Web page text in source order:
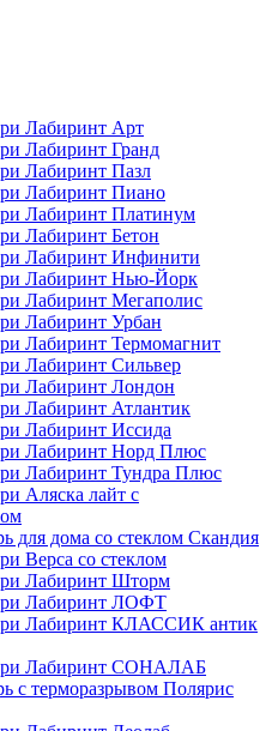
Лабиринт Арт
Лабиринт Гранд
Лабиринт Пазл
Лабиринт Пиано
Лабиринт Платинум
Лабиринт Бетон
Лабиринт Инфинити
Лабиринт Нью-Йорк
Лабиринт Мегаполис
Лабиринт Урбан
Лабиринт Термомагнит
Лабиринт Сильвер
Лабиринт Лондон
Лабиринт Атлантик
Лабиринт Иссида
Лабиринт Норд Плюс
Лабиринт Тундра Плюс
Аляска лайт с
для дома со стеклом Скандия
Верса со стеклом
Лабиринт Шторм
Лабиринт ЛОФТ
Лабиринт КЛАССИК антик
Лабиринт СОНАЛАБ
с терморазрывом Полярис